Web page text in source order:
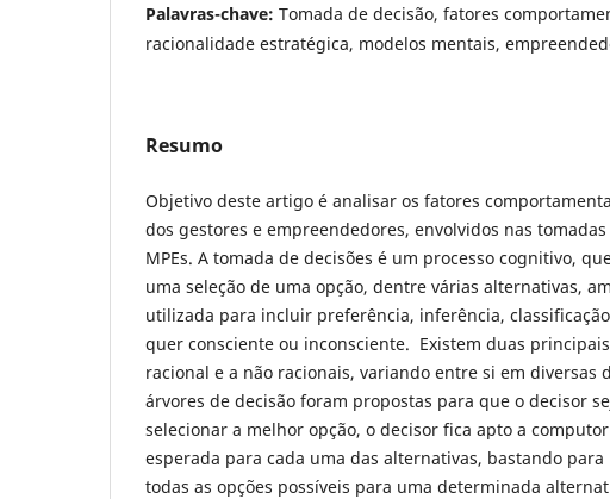
Palavras-chave: Tomada de decisão, fatores
racionalidade estratégica, modelos mentais,
Resumo
Objetivo deste artigo é analisar os fatores
dos gestores e empreendedores, envolvidos nas
MPEs. A tomada de decisões é um processo cognitivo,
uma seleção de uma opção, dentre várias alternativas,
utilizada para incluir preferência, inferência,
quer consciente ou inconsciente. Existem duas
racional e a não racionais, variando entre si em diversas
árvores de decisão foram propostas para que o decisor
selecionar a melhor opção, o decisor fica apto a
esperada para cada uma das alternativas, bastando
todas as opções possíveis para uma determinada